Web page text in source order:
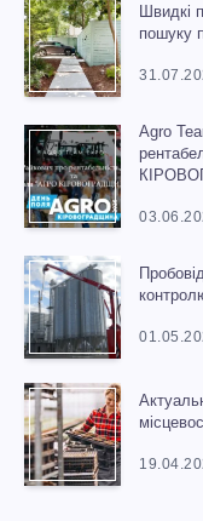
Швидкі
пошуку
Agro